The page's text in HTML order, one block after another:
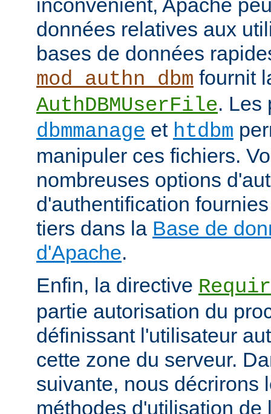
inconvénient, Apache
données relatives aux
bases de données
mod_authn_dbm fournit
AuthDBMUserFile. Les
dbmmanage et htdbm
manipuler ces fichiers.
nombreuses options
d'authentification
tiers dans la Base de
d'Apache.
Enfin, la directive
partie autorisation du
définissant l'utilisateur
cette zone du serveur.
suivante, nous décrirons
méthodes d'utilisation de